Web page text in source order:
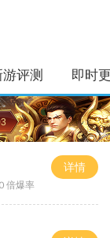
游评测 即时
倍爆率
详情